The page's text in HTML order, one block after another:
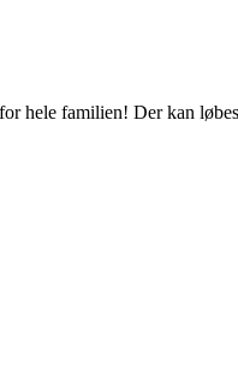
hele familien! Der kan